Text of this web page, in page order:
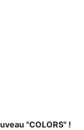
"COLORS" !